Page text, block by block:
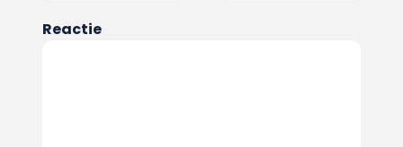
Reactie